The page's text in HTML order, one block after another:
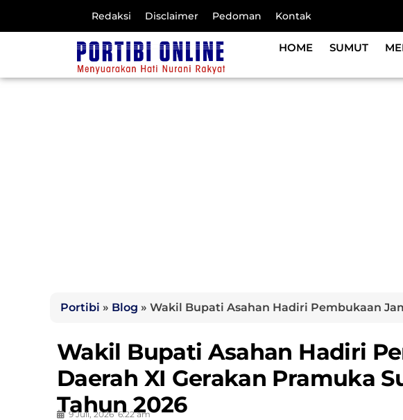
Redaksi Disclaimer Pedoman Kontak
HOME SUMUT
Portibi » Blog » Wakil Bupati Asahan Hadiri Pembukaan
Wakil Bupati Asahan Hadiri
Daerah XI Gerakan Pramuka
Tahun 2026
9 Juli, 2026 6:22 am